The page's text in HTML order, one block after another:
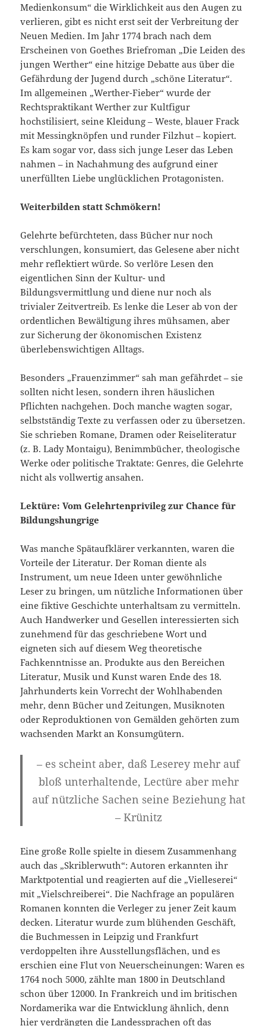
Medienkonsum“ die Wirklichkeit aus den Augen zu
verlieren, gibt es nicht erst seit der Verbreitung der
Neuen Medien. Im Jahr 1774 brach nach dem
Erscheinen von Goethes Briefroman „Die Leiden des
jungen Werther“ eine hitzige Debatte aus über die
Gefährdung der Jugend durch „schöne Literatur“.
Im allgemeinen „Werther-Fieber“ wurde der
Rechtspraktikant Werther zur Kultfigur
hochstilisiert, seine Kleidung – Weste, blauer Frack
mit Messingknöpfen und runder Filzhut – kopiert.
Es kam sogar vor, dass sich junge Leser das Leben
nahmen – in Nachahmung des aufgrund einer
unerfüllten Liebe unglücklichen Protagonisten.
Weiterbilden statt Schmökern!
Gelehrte befürchteten, dass Bücher nur noch
verschlungen, konsumiert, das Gelesene aber nicht
mehr reflektiert würde. So verlöre Lesen den
eigentlichen Sinn der Kultur- und
Bildungsvermittlung und diene nur noch als
trivialer Zeitvertreib. Es lenke die Leser ab von der
ordentlichen Bewältigung ihres mühsamen, aber
zur Sicherung der ökonomischen Existenz
überlebenswichtigen Alltags.
Besonders „Frauenzimmer“ sah man gefährdet – sie
sollten nicht lesen, sondern ihren häuslichen
Pflichten nachgehen. Doch manche wagten sogar,
selbstständig Texte zu verfassen oder zu übersetzen.
Sie schrieben Romane, Dramen oder Reiseliteratur
(z. B. Lady Montaigu), Benimmbücher, theologische
Werke oder politische Traktate: Genres, die Gelehrte
nicht als vollwertig ansahen.
Lektüre: Vom Gelehrtenprivileg zur Chance für
Bildungshungrige
Was manche Spätaufklärer verkannten, waren die
Vorteile der Literatur. Der Roman diente als
Instrument, um neue Ideen unter gewöhnliche
Leser zu bringen, um nützliche Informationen über
eine fiktive Geschichte unterhaltsam zu vermitteln.
Auch Handwerker und Gesellen interessierten sich
zunehmend für das geschriebene Wort und
eigneten sich auf diesem Weg theoretische
Fachkenntnisse an. Produkte aus den Bereichen
Literatur, Musik und Kunst waren Ende des 18.
Jahrhunderts kein Vorrecht der Wohlhabenden
mehr, denn Bücher und Zeitungen, Musiknoten
oder Reproduktionen von Gemälden gehörten zum
wachsenden Markt an Konsumgütern.
– es scheint aber, daß Leserey mehr auf
bloß unterhaltende, Lectüre aber mehr
auf nützliche Sachen seine Beziehung hat
– Krünitz
Eine große Rolle spielte in diesem Zusammenhang
auch das „Skriblerwuth“: Autoren erkannten ihr
Marktpotential und reagierten auf die „Vielleserei“
mit „Vielschreiberei“. Die Nachfrage an populären
Romanen konnten die Verleger zu jener Zeit kaum
decken. Literatur wurde zum blühenden Geschäft,
die Buchmessen in Leipzig und Frankfurt
verdoppelten ihre Ausstellungsflächen, und es
erschien eine Flut von Neuerscheinungen: Waren es
1764 noch 5000, zählte man 1800 in Deutschland
schon über 12000. In Frankreich und im britischen
Nordamerika war die Entwicklung ähnlich, denn
hier verdrängten die Landessprachen oft das